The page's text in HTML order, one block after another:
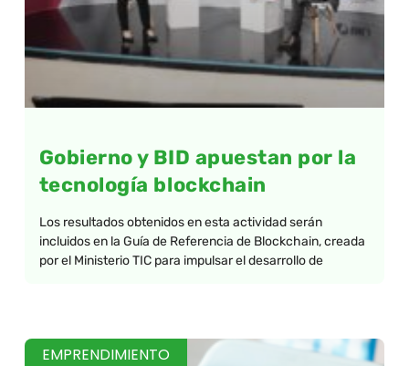
Gobierno y BID apuestan por la
tecnología blockchain
Los resultados obtenidos en esta actividad serán
incluidos en la Guía de Referencia de Blockchain, creada
por el Ministerio TIC para impulsar el desarrollo de
EMPRENDIMIENTO